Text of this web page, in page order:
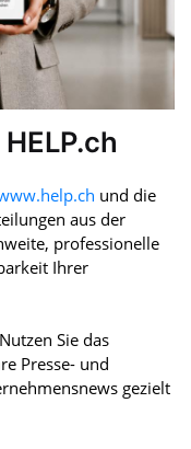
und die
aus der
professionelle
Ihrer
Sie das
Presse- und
gezielt